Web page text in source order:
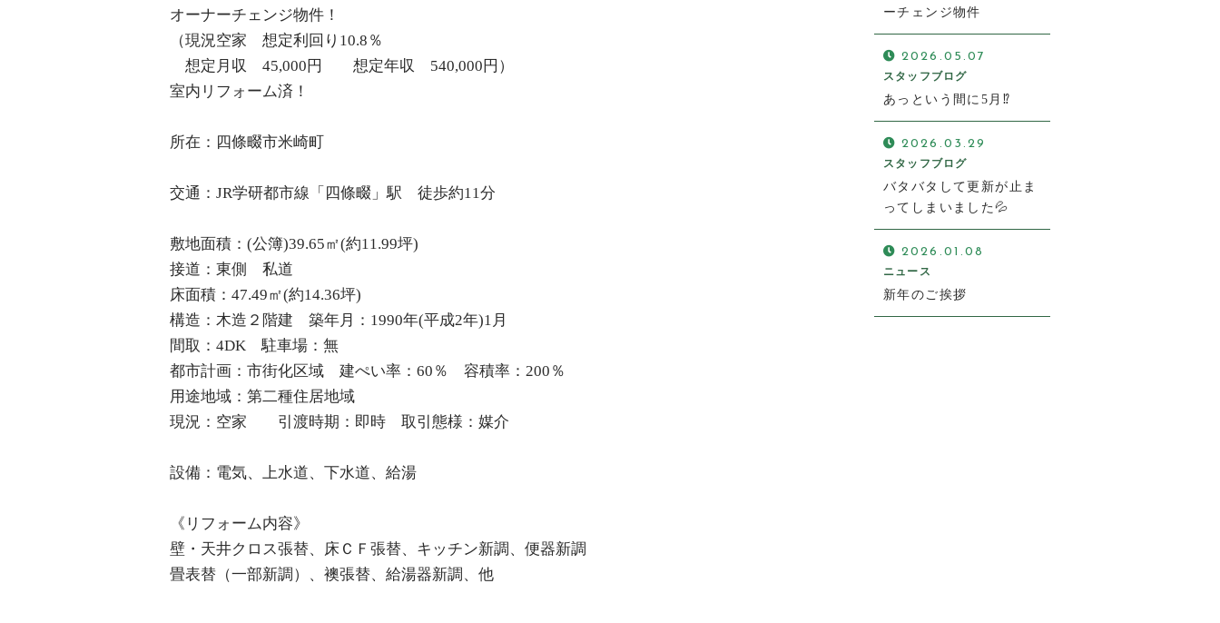
オーナーチェンジ物件！
（現況空家 想定利回り10.8％
想定月収 45,000円 想定年収 540,000円）
室内リフォーム済！
所在：四條畷市米崎町
交通：JR学研都市線「四條畷」駅 徒歩約11分
敷地面積：(公簿)39.65㎡(約11.99坪)
接道：東側 私道
床面積：47.49㎡(約14.36坪)
構造：木造２階建 築年月：1990年(平成2年)1月
間取：4DK 駐車場：無
都市計画：市街化区域 建ぺい率：60％ 容積率：200％
用途地域：第二種住居地域
現況：空家 引渡時期：即時 取引態様：媒介
設備：電気、上水道、下水道、給湯
《リフォーム内容》
壁・天井クロス張替、床ＣＦ張替、キッチン新調、便器新調
畳表替（一部新調）、襖張替、給湯器新調、他
ーチェンジ物件
2026.05.07
スタッフブログ
あっという間に5月⁉
2026.03.29
スタッフブログ
バタバタして更新が止ま
ってしまいました💦
2026.01.08
ニュース
新年のご挨拶